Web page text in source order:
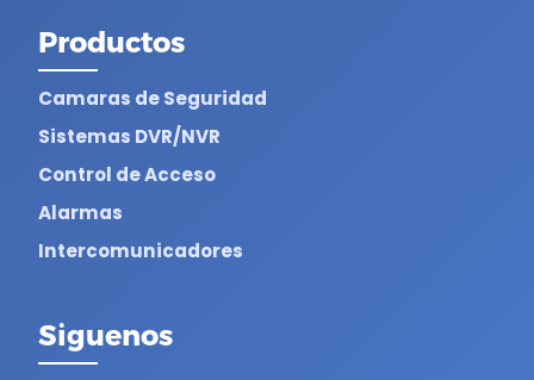
Productos
Camaras de Seguridad
Sistemas DVR/NVR
Control de Acceso
Alarmas
Intercomunicadores
Siguenos